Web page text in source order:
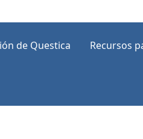
de Questica Recursos